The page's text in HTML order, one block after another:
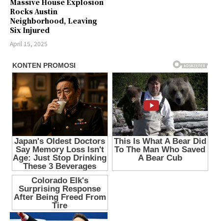
Rocks Austin
Neighborhood, Leaving
Six Injured
April 15, 2025